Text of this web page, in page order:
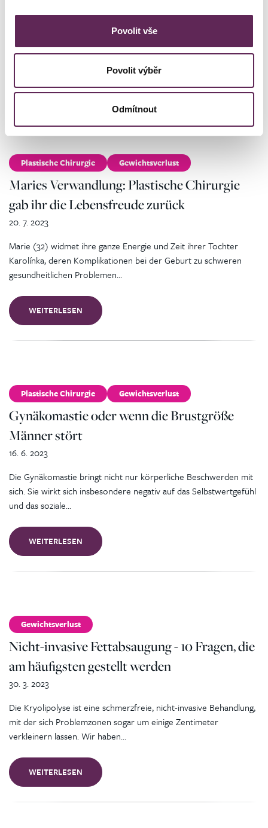
Povolit vše
Povolit výběr
Odmítnout
Zuzana (31) ist Mutter von vier Kindern und eine zukünftige Braut.
Wie jede Frau möchte sie sich an ihrem großen Tag schön fühlen.
Allerdings plagte…
Maries Verwandlung: Plastische Chirurgie
gab ihr die Lebensfreude zurück
Plastische Chirurgie Gewichtsverlust
Marie (32) widmet ihre ganze Energie und Zeit ihrer Tochter
Karolínka, deren Komplikationen bei der Geburt zu schweren
gesundheitlichen Problemen…
WEITERLESEN
20. 7. 2023
Gynäkomastie oder wenn die Brustgröße
Männer stört
Plastische Chirurgie Gewichtsverlust
Die Gynäkomastie bringt nicht nur körperliche Beschwerden mit
sich. Sie wirkt sich insbesondere negativ auf das Selbstwertgefühl
und das soziale…
WEITERLESEN
16. 6. 2023
Nicht-invasive Fettabsaugung - 10 Fragen, die
am häufigsten gestellt werden
Gewichtsverlust
Die Kryolipolyse ist eine schmerzfreie, nicht-invasive Behandlung,
mit der sich Problemzonen sogar um einige Zentimeter
verkleinern lassen. Wir haben…
WEITERLESEN
30. 3. 2023